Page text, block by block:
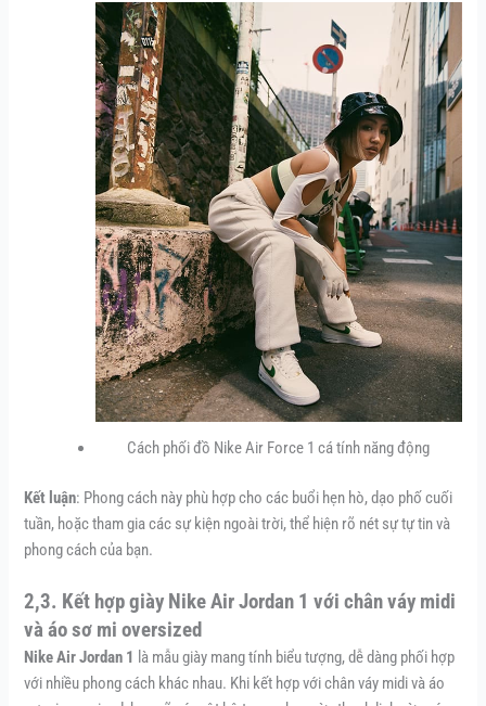
Cách phối đồ Nike Air Force 1 cá tính năng động
Kết luận: Phong cách này phù hợp cho các buổi hẹn hò, dạo phố cuối
tuần, hoặc tham gia các sự kiện ngoài trời, thể hiện rõ nét sự tự tin và
phong cách của bạn.
2,3. Kết hợp giày Nike Air Jordan 1 với chân váy midi
và áo sơ mi oversized
Nike Air Jordan 1 là mẫu giày mang tính biểu tượng, dễ dàng phối hợp
với nhiều phong cách khác nhau. Khi kết hợp với chân váy midi và áo